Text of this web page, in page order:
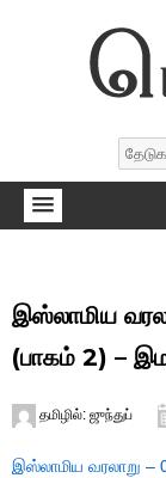
for:
இஸ்லாமிய
(பாகம் 2) –
Author
தமிழில்: ஜுந்துப்
இஸ்லாமிய வரலாறு